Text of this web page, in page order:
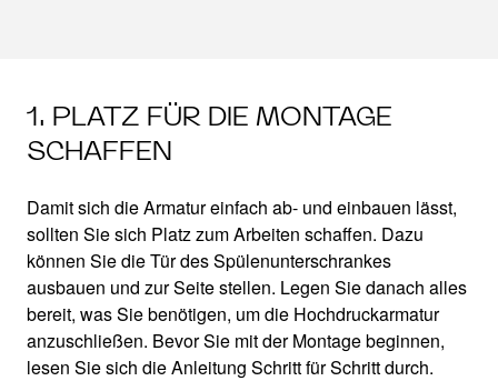
1. PLATZ FÜR DIE MONTAGE
SCHAFFEN
Damit sich die Armatur einfach ab- und einbauen lässt,
sollten Sie sich Platz zum Arbeiten schaffen. Dazu
können Sie die Tür des Spülenunterschrankes
ausbauen und zur Seite stellen. Legen Sie danach alles
bereit, was Sie benötigen, um die Hochdruckarmatur
anzuschließen. Bevor Sie mit der Montage beginnen,
lesen Sie sich die Anleitung Schritt für Schritt durch.